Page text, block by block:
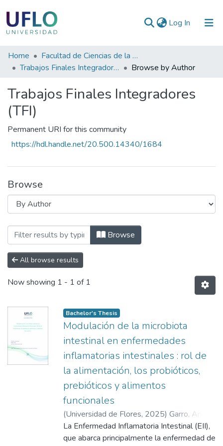
Log In (current)
Communities
&
All of RIUFLO
Home
Facultad de Ciencias de la Salud
Trabajos Finales Integradores (TFI)
Browse by Author
Trabajos Finales Integradores
(TFI)
Permanent URI for this community
https://hdl.handle.net/20.500.14340/1684
Browse
Browsing Trabajos Finales
Browse
All browse results
Now showing 1 - 1 of 1
Bachelor's Thesis
Modulación de la microbiota
intestinal en enfermedades
inflamatorias intestinales : rol de
la alimentación, los probióticos,
prebióticos y alimentos
funcionales
(Universidad de Flores, 2025) Garro, Ariana
Macarena;Litta, María Agustina
La Enfermedad Inflamatoria Intestinal (EII),
que abarca principalmente la enfermedad de